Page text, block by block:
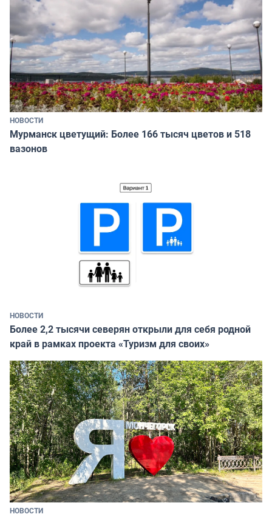
НОВОСТИ
Мурманск цветущий: Более 166 тысяч цветов и 518
вазонов
НОВОСТИ
Более 2,2 тысячи северян открыли для себя родной
край в рамках проекта «Туризм для своих»
НОВОСТИ